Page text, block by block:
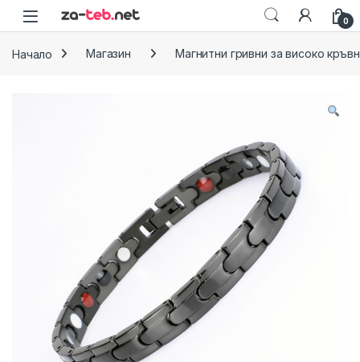
Skip to navigation
Skip to content
0
Начало Магазин Магнитни гривни за високо